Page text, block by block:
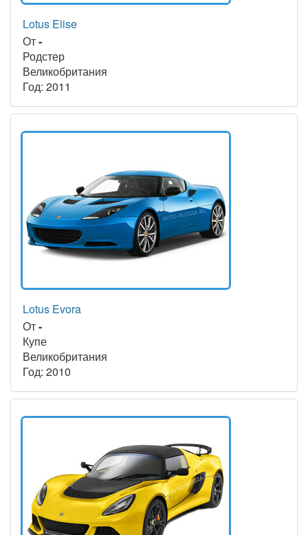
Lotus Elise
От-
Родстер
Великобритания
Год: 2011
Lotus Evora
От-
Купе
Великобритания
Год: 2010